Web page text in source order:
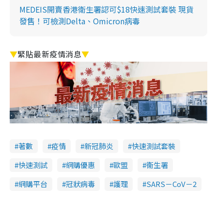
MEDEIS開賣香港衛生署認可$18快速測試套裝 現貨
發售！可檢測Delta、Omicron病毒
▼緊貼最新疫情消息▼
著數 疫情 新冠肺炎
快速測試套裝
快速測試
網購優惠 歐盟
衞生署
網購平台
冠狀病毒 護理 SARS－CoV－2